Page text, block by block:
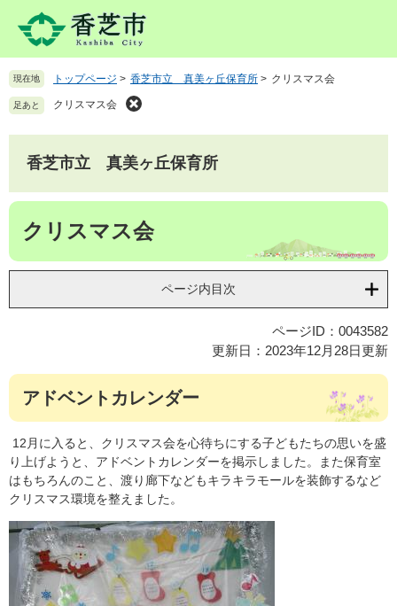
先
頭
す
を
飛
し
文
現在地 トップページ > 香芝市立 真美ヶ丘保育所 > クリスマス会
足あと クリスマス会
香芝市立 真美ヶ丘保育所
本
クリスマス会
ページ内目次
ページID：0043582
更新日：2023年12月28日更新
アドベントカレンダー
12月に入ると、クリスマス会を心待ちにする子どもたちの思いを盛
り上げようと、アドベントカレンダーを掲示しました。また保育室
はもちろんのこと、渡り廊下などもキラキラモールを装飾するなど
クリスマス環境を整えました。